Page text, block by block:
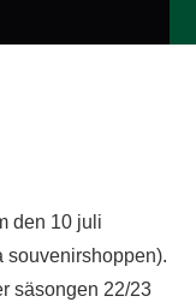
den 10 juli
souvenirshoppen).
säsongen 22/23